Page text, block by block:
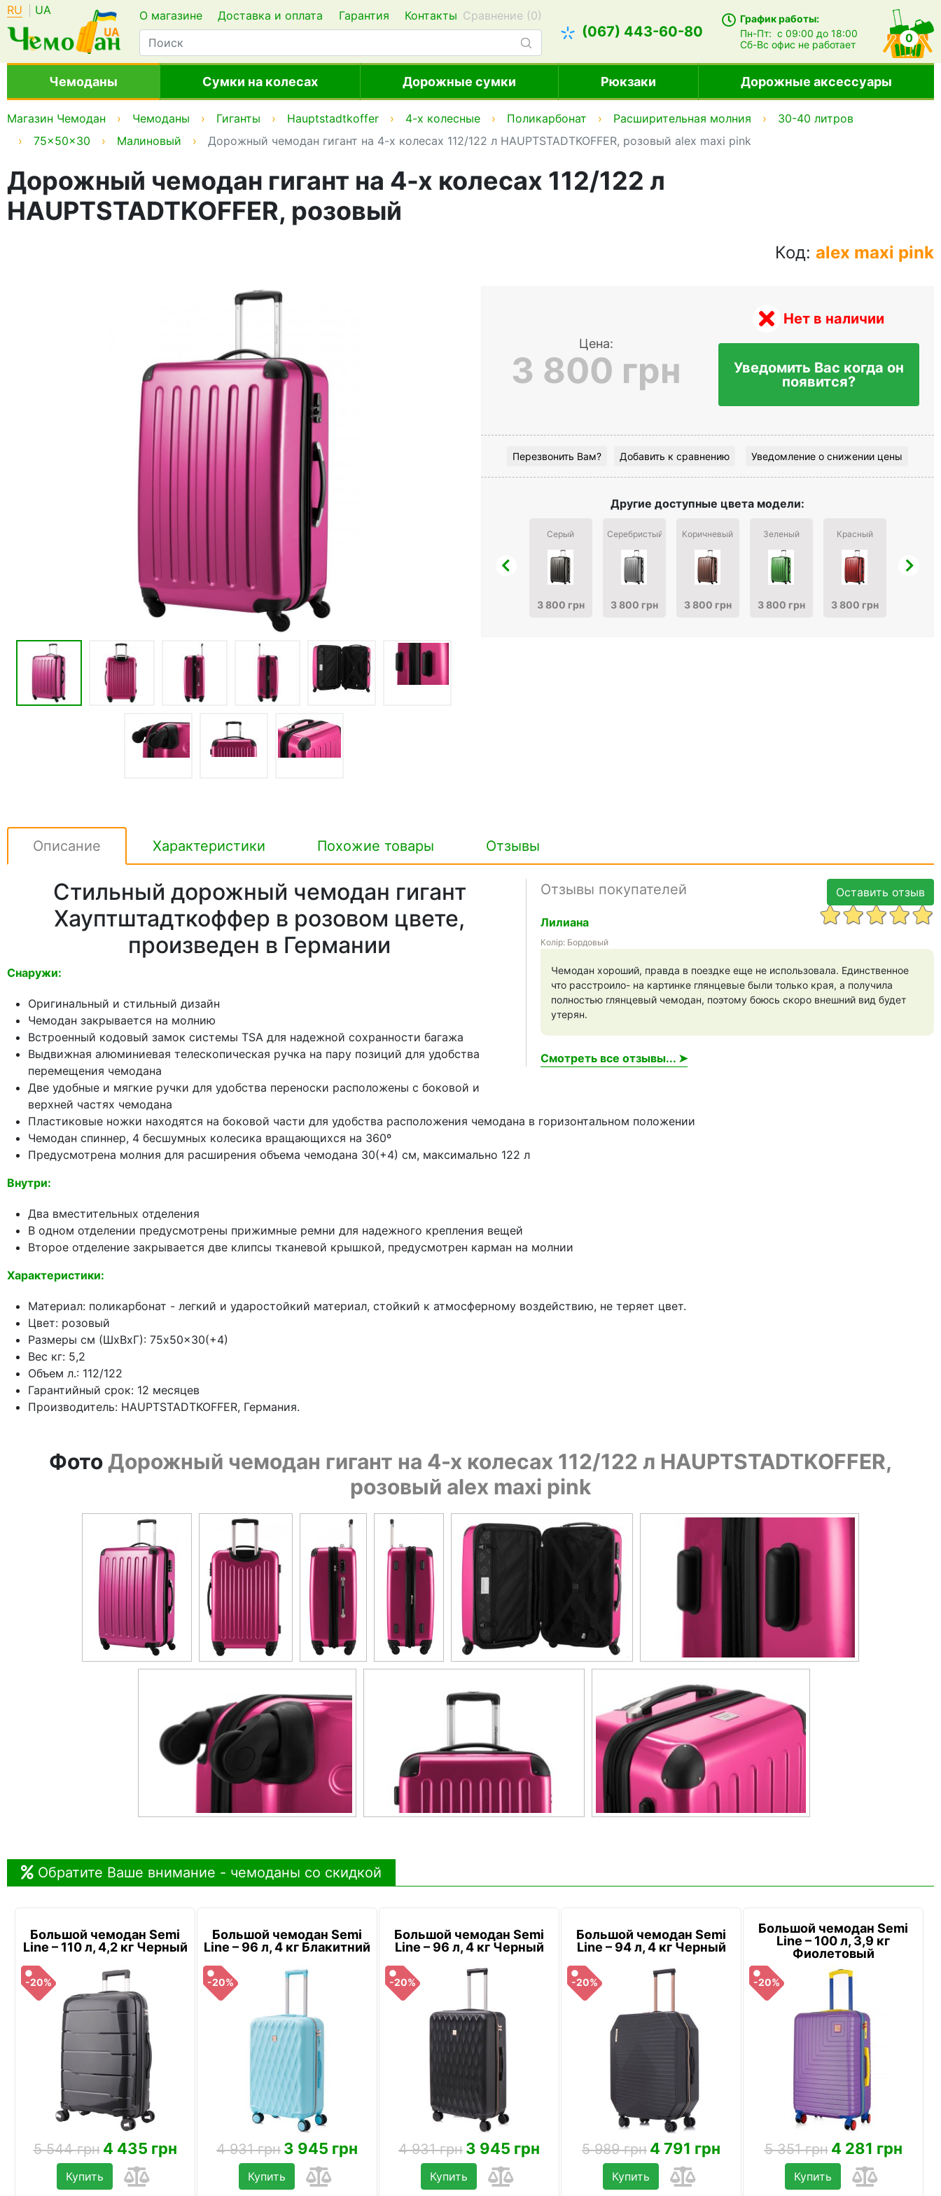
RU UA О магазине Доставка и оплата Гарантия Контакты Сравнение (0)
(067) 443-60-80
График работы:
Пн-Пт:с 09:00 до 18:00
Сб-Всофис не работает 0
Чемоданы Сумки на колесах Дорожные сумки Рюкзаки Дорожные аксессуары
Магазин Чемодан Чемоданы Гиганты Hauptstadtkoffer 4-х колесные Поликарбонат Расширительная молния
30-40 литров
75x50x30
Малиновый Дорожный чемодан гигант на 4-х колесах 112/122 л HAUPTSTADTKOFFER, розовый alex maxi pink
Дорожный чемодан гигант на 4-х колесах 112/122 л
HAUPTSTADTKOFFER, розовый
Код: alex maxi pink
Цена:
3 800 грн
Нет в наличии
Уведомить Вас когда он
появится?
Перезвонить Вам? Добавить к сравнению Уведомление о снижении цены
Другие доступные цвета модели:
Серый
3 800 грн
Серебристый
3 800 грн
Коричневый
3 800 грн
Зеленый
3 800 грн
Красный
3 800 грн
Описание Характеристики Похожие товары Отзывы
Оставить отзыв
Отзывы покупателей
Лилиана
Колір: Бордовый
Чемодан хороший, правда в поездке еще не использовала. Единственное
что расстроило- на картинке глянцевые были только края, а получила
полностью глянцевый чемодан, поэтому боюсь скоро внешний вид будет
утерян.
Смотреть все отзывы... ➤
Стильный дорожный чемодан гигант
Хауптштадткоффер в розовом цвете,
произведен в Германии
Снаружи:
Оригинальный и стильный дизайн
Чемодан закрывается на молнию
Встроенный кодовый замок системы TSA для надежной сохранности багажа
Выдвижная алюминиевая телескопическая ручка на пару позиций для удобства
перемещения чемодана
Две удобные и мягкие ручки для удобства переноски расположены с боковой и
верхней частях чемодана
Пластиковые ножки находятся на боковой части для удобства расположения чемодана в горизонтальном положении
Чемодан спиннер, 4 бесшумных колесика вращающихся на 360º
Предусмотрена молния для расширения объема чемодана 30(+4) см, максимально 122 л
Внутри:
Два вместительных отделения
В одном отделении предусмотрены прижимные ремни для надежного крепления вещей
Второе отделение закрывается две клипсы тканевой крышкой, предусмотрен карман на молнии
Характеристики:
Материал: поликарбонат - легкий и ударостойкий материал, стойкий к атмосферному воздействию, не теряет цвет.
Цвет: розовый
Размеры см (ШхВхГ): 75x50x30(+4)
Вес кг: 5,2
Объем л.: 112/122
Гарантийный срок: 12 месяцев
Производитель: HAUPTSTADTKOFFER, Германия.
ФотоДорожный чемодан гигант на 4-х колесах 112/122 л HAUPTSTADTKOFFER,
розовый alex maxi pink
Обратите Ваше внимание - чемоданы со скидкой
Большой чемодан Semi
Line – 110 л, 4,2 кг Черный
-20%
5 544 грн 4 435 грн
Купить
Большой чемодан Semi
Line – 96 л, 4 кг Блакитний
-20%
4 931 грн 3 945 грн
Купить
Большой чемодан Semi
Line – 96 л, 4 кг Черный
-20%
4 931 грн 3 945 грн
Купить
Большой чемодан Semi
Line – 94 л, 4 кг Черный
-20%
5 989 грн 4 791 грн
Купить
Большой чемодан Semi
Line – 100 л, 3,9 кг
Фиолетовый
-20%
5 351 грн 4 281 грн
Купить